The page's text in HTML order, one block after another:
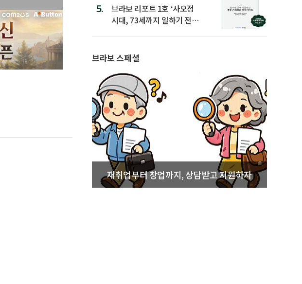
5.
브라보 리포트 1호 ‘사오정
시대, 73세까지 일하기 전략’
브라보 스페셜
재취업부터 창업까지, 상담받고 지원하자